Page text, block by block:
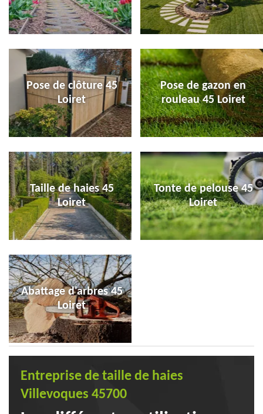
Pose de clôture 45
Loiret
Pose de gazon en
rouleau 45 Loiret
Taille de haies 45
Loiret
Tonte de pelouse 45
Loiret
Abattage d'arbres 45
Loiret
Entreprise de taille de haies
Villevoques 45700